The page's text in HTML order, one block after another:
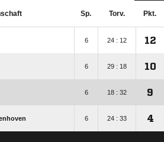
Sp. Torv. Pkt.
6 24 : 12 12
6 29 : 18 10
6 18 : 32 9
6 24 : 33 4